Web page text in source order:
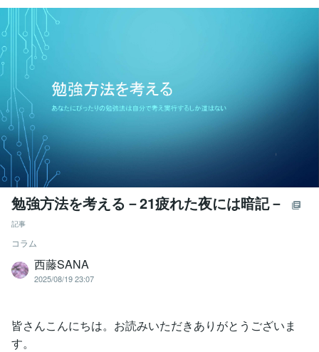
勉強方法を考える－21疲れた夜には暗記－
記事
コラム
西藤SANA
2025/08/19 23:07
皆さんこんにちは。お読みいただきありがとうございま
す。